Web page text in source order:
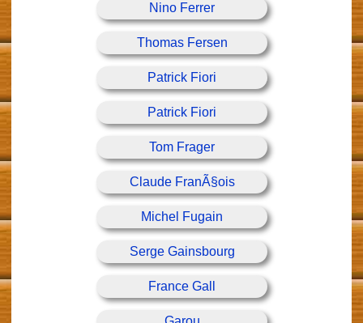
Nino Ferrer
Thomas Fersen
Patrick Fiori
Patrick Fiori
Tom Frager
Claude FranÃ§ois
Michel Fugain
Serge Gainsbourg
France Gall